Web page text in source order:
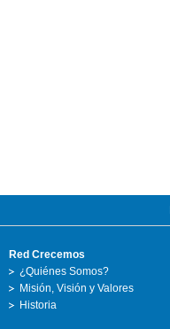
Red Crecemos
¿Quiénes Somos?
Misión, Visión y Valores
Historia